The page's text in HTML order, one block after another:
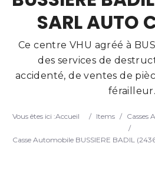
SARL AUTO
Ce centre VHU agréé à
des services de
accidenté, de ventes de
férailleur.
Vous êtes ici :Accueil / Items / Casses
/
Casse Automobile BUSSIERE BADIL